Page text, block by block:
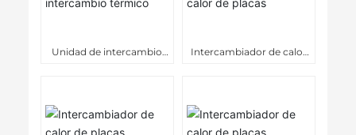
Unidad de intercambio
Intercambiador de calor